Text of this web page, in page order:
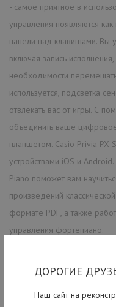
ДОРОГИЕ
Наш сайт на
- самое приятное в
управления появляются
панели над клавишами. Вы
включая запись
необходимости
используется, подсветка
отвлекать вас от игры. С
объединить ваше
планшетом. Casio Privia PX-
устройствами iOS и
Piano поможет вам
произведений
формате PDF, а также
управления фортепиано.
S1000RD вы сможете